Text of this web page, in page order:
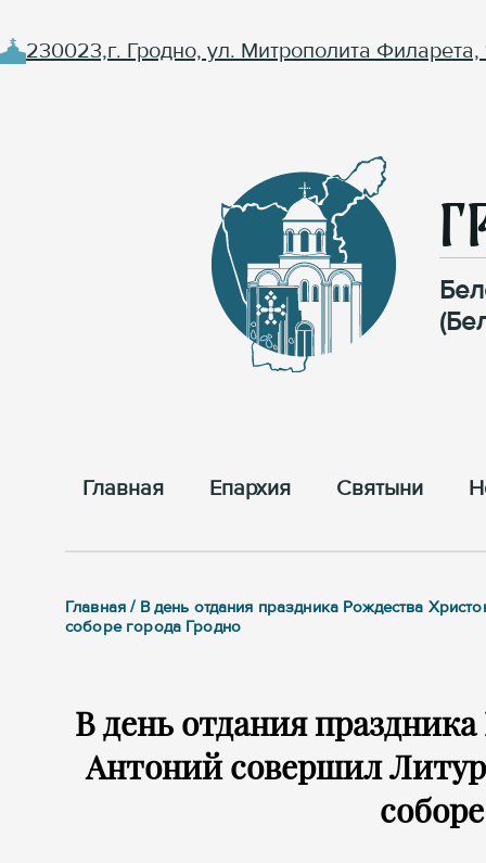
230023,г. Гродно, ул. Митрополита Филарета,
Главная Епархия Cвятыни
Главная / В день отдания праздника Рождества
соборе города Гродно
В день отдания
Антоний совершил